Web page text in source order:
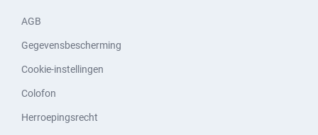
AGB
Gegevensbescherming
Cookie-instellingen
Colofon
Herroepingsrecht